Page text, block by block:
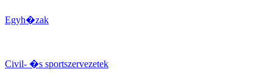
Egyh�zak
Civil- �s sportszervezetek